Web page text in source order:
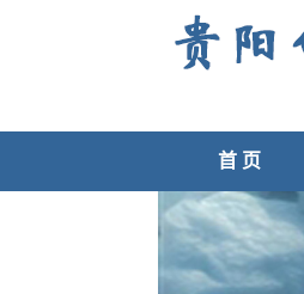
首 页